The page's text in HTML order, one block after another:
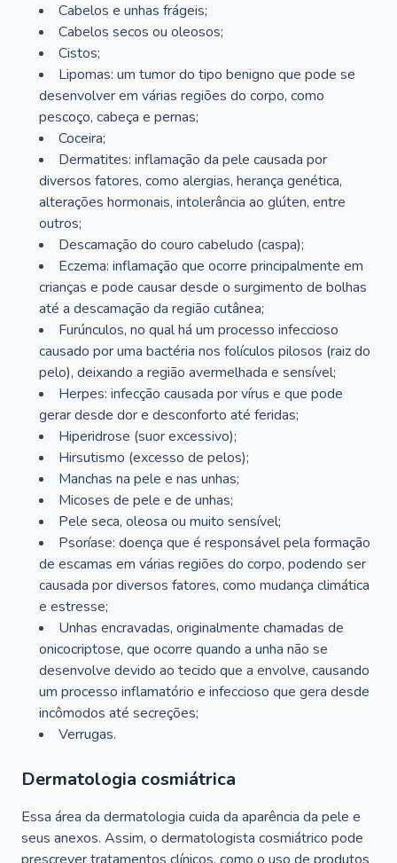
Cabelos e unhas frágeis;
Cabelos secos ou oleosos;
Cistos;
Lipomas: um tumor do tipo benigno que pode se
desenvolver em várias regiões do corpo, como
pescoço, cabeça e pernas;
Coceira;
Dermatites: inflamação da pele causada por
diversos fatores, como alergias, herança genética,
alterações hormonais, intolerância ao glúten, entre
outros;
Descamação do couro cabeludo (caspa);
Eczema: inflamação que ocorre principalmente em
crianças e pode causar desde o surgimento de bolhas
até a descamação da região cutânea;
Furúnculos, no qual há um processo infeccioso
causado por uma bactéria nos folículos pilosos (raiz do
pelo), deixando a região avermelhada e sensível;
Herpes: infecção causada por vírus e que pode
gerar desde dor e desconforto até feridas;
Hiperidrose (suor excessivo);
Hirsutismo (excesso de pelos);
Manchas na pele e nas unhas;
Micoses de pele e de unhas;
Pele seca, oleosa ou muito sensível;
Psoríase: doença que é responsável pela formação
de escamas em várias regiões do corpo, podendo ser
causada por diversos fatores, como mudança climática
e estresse;
Unhas encravadas, originalmente chamadas de
onicocriptose, que ocorre quando a unha não se
desenvolve devido ao tecido que a envolve, causando
um processo inflamatório e infeccioso que gera desde
incômodos até secreções;
Verrugas.
Dermatologia cosmiátrica
Essa área da dermatologia cuida da aparência da pele e
seus anexos. Assim, o dermatologista cosmiátrico pode